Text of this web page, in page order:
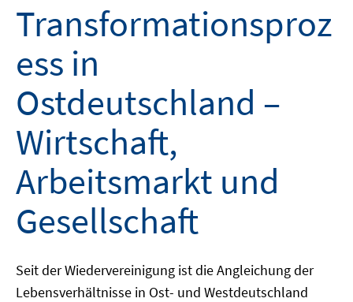
Transformationsproz
ess in
Ostdeutschland –
Wirtschaft,
Arbeitsmarkt und
Gesellschaft
Seit der Wiedervereinigung ist die Angleichung der
Lebensverhältnisse in Ost- und Westdeutschland